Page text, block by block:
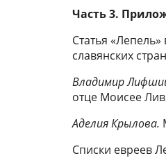
Часть 3.
Статья
славянских
Владимир
отце Моисее
Аделия Крылова.
Списки евреев